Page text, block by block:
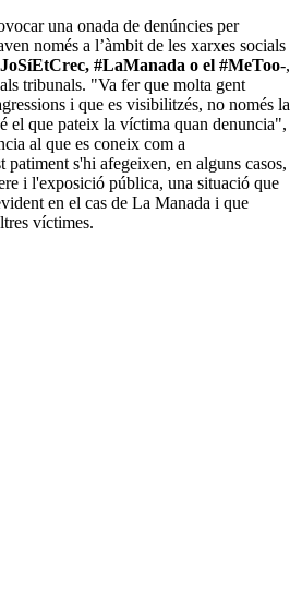
una onada de denúncies per
només a l’àmbit de les xarxes socials
#LaManada o el #MeToo-,
tribunals. "Va fer que molta gent
i que es visibilitzés, no només la
el que pateix la víctima quan denuncia",
al que es coneix com a
s'hi afegeixen, en alguns casos,
i l'exposició pública, una situació que
en el cas de La Manada i que
víctimes.